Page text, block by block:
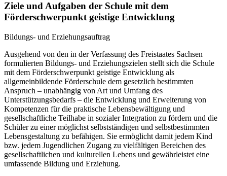
Ziele und Aufgaben der Schule mit dem
Förderschwerpunkt geistige Entwicklung
Bildungs- und Erziehungsauftrag
Ausgehend von den in der Verfassung des Freistaates Sachsen
formulierten Bildungs- und Erziehungszielen stellt sich die Schule
mit dem Förderschwerpunkt geistige Entwicklung als
allgemeinbildende Förderschule dem gesetzlich bestimmten
Anspruch – unabhängig von Art und Umfang des
Unterstützungsbedarfs – die Entwicklung und Erweiterung von
Kompetenzen für die praktische Lebensbewältigung und
gesellschaftliche Teilhabe in sozialer Integration zu fördern und die
Schüler zu einer möglichst selbstständigen und selbstbestimmten
Lebensgestaltung zu befähigen. Sie ermöglicht damit jedem Kind
bzw. jedem Jugendlichen Zugang zu vielfältigen Bereichen des
gesellschaftlichen und kulturellen Lebens und gewährleistet eine
umfassende Bildung und Erziehung.